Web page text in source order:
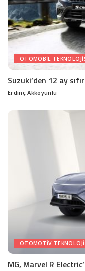
OTOMOBIL
Suzuki’den 12 ay
Posted
Erdinç Akkoyunlu
OTOMOTIV
MG, Marvel R